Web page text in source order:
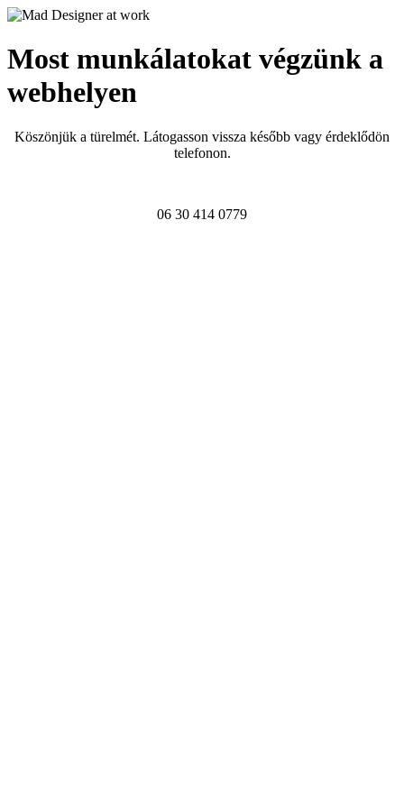
Most munkálatokat végzünk a
webhelyen
Köszönjük a türelmét. Látogasson vissza később vagy érdeklődön
telefonon.
06 30 414 0779